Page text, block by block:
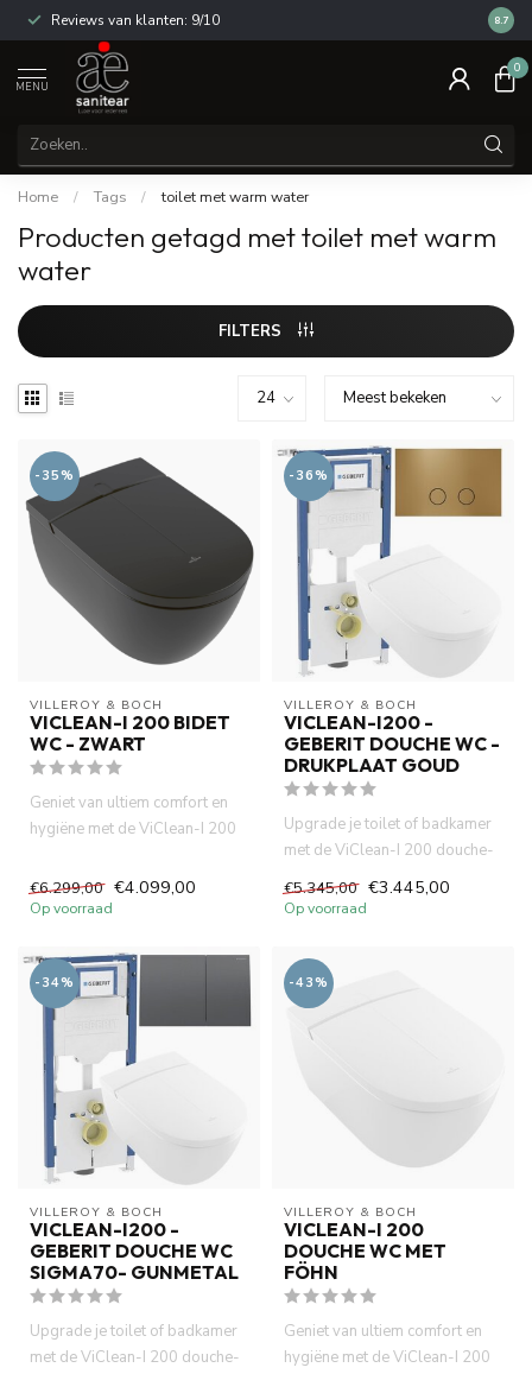
Reviews van klanten: 9/10 14
8.7
MENU
0
Home / Tags / toilet met warm water
Producten getagd met toilet met warm
water
FILTERS
-35%
VILLEROY & BOCH
VICLEAN-I 200 BIDET
WC - ZWART
Geniet van ultiem comfort en
hygiëne met de ViClean-I 200
€6.299,00 €4.099,00
Op voorraad
-36%
VILLEROY & BOCH
VICLEAN-I200 -
GEBERIT DOUCHE WC -
DRUKPLAAT GOUD
Upgrade je toilet of badkamer
met de ViClean-I 200 douche-
wc, het betrouwbare Ge...
€5.345,00 €3.445,00
Op voorraad
-34%
VILLEROY & BOCH
VICLEAN-I200 -
GEBERIT DOUCHE WC
SIGMA70- GUNMETAL
Upgrade je toilet of badkamer
met de ViClean-I 200 douche-
-43%
VILLEROY & BOCH
VICLEAN-I 200
DOUCHE WC MET
FÖHN
Geniet van ultiem comfort en
hygiëne met de ViClean-I 200